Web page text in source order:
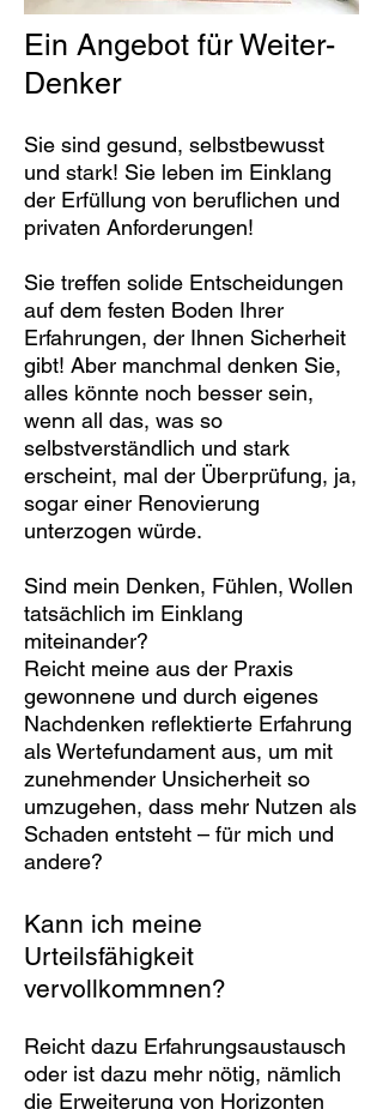
Ein Angebot für Weiter-
Denker
Sie sind gesund, selbstbewusst
und stark! Sie leben im Einklang
der Erfüllung von beruflichen und
privaten Anforderungen!
Sie treffen solide Entscheidungen
auf dem festen Boden Ihrer
Erfahrungen, der Ihnen Sicherheit
gibt! Aber manchmal denken Sie,
alles könnte noch besser sein,
wenn all das, was so
selbstverständlich und stark
erscheint, mal der Überprüfung, ja,
sogar einer Renovierung
unterzogen würde.
Sind mein Denken, Fühlen, Wollen
tatsächlich im Einklang
miteinander?
Reicht meine aus der Praxis
gewonnene und durch eigenes
Nachdenken reflektierte Erfahrung
als Wertefundament aus, um mit
zunehmender Unsicherheit so
umzugehen, dass mehr Nutzen als
Schaden entsteht – für mich und
andere?
Kann ich meine
Urteilsfähigkeit
vervollkommnen?
Reicht dazu Erfahrungsaustausch
oder ist dazu mehr nötig, nämlich
die Erweiterung von Horizonten